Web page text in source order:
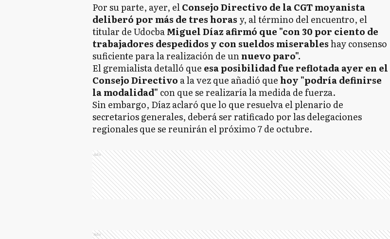
Por su parte, ayer, elConsejo Directivo de la CGT moyanista
deliberó por más de tres horas y, al término del encuentro, el
titular de UdocbaMiguel Díaz afirmó que "con 30 por ciento de
trabajadores despedidos y con sueldos miserableshay consenso
suficiente para la realización de unnuevo paro".
El gremialista detalló que esa posibilidad fue reflotada ayer en el
Consejo Directivo a la vez que añadió que hoy "podría definirse
la modalidad" con que se realizaría la medida de fuerza.
Sin embargo, Díaz aclaró que lo que resuelva el plenario de
secretarios generales, deberá ser ratificado por las delegaciones
regionales que se reunirán el próximo 7 de octubre.
Ads
Ads